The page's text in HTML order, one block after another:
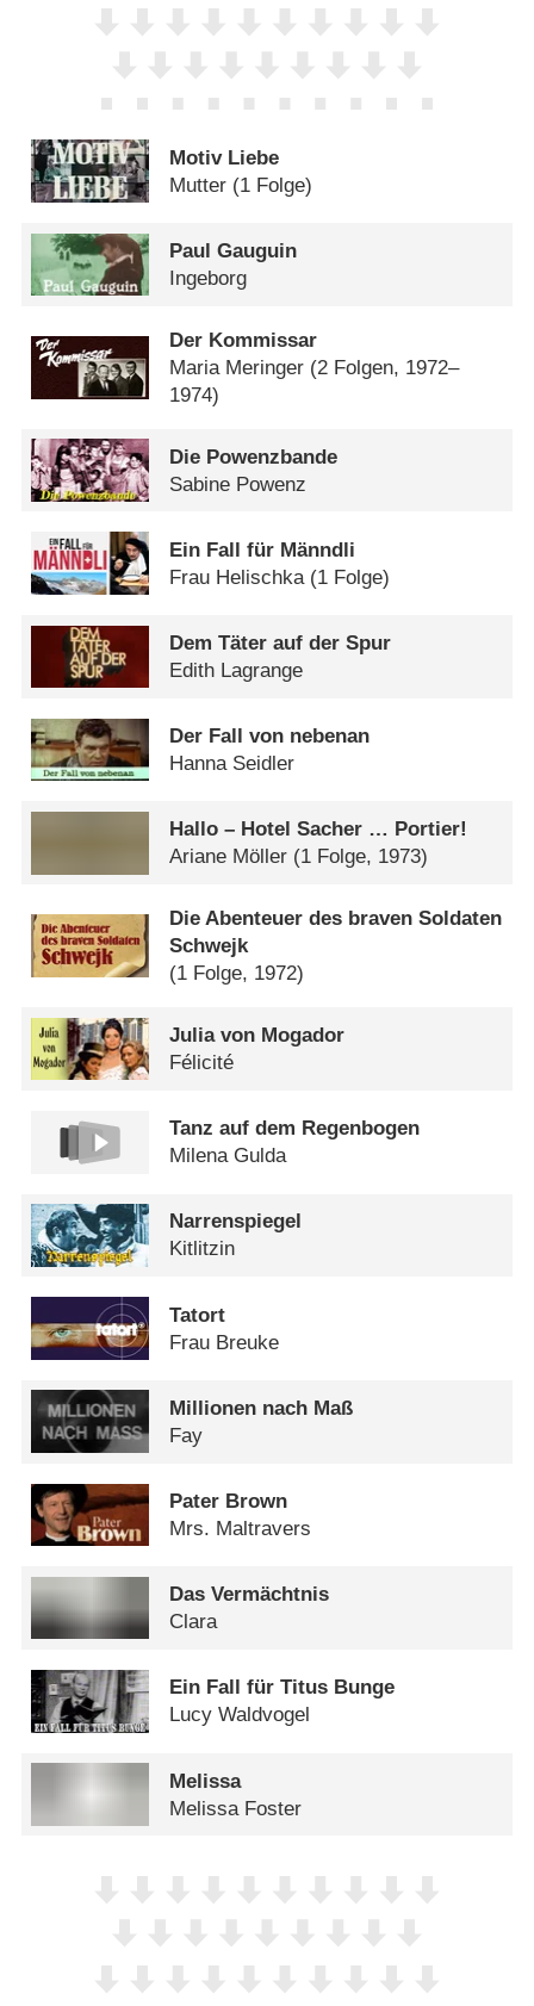
Motiv Liebe
Mutter (1 Folge)
Paul Gauguin
Ingeborg
Der Kommissar
Maria Meringer (2 Folgen, 1972–
1974)
Die Powenzbande
Sabine Powenz
Ein Fall für Männdli
Frau Helischka (1 Folge)
Dem Täter auf der Spur
Edith Lagrange
Der Fall von nebenan
Hanna Seidler
Hallo – Hotel Sacher … Portier!
Ariane Möller (1 Folge, 1973)
Die Abenteuer des braven Soldaten
Schwejk
(1 Folge, 1972)
Julia von Mogador
Félicité
Tanz auf dem Regenbogen
Milena Gulda
Narrenspiegel
Kitlitzin
Tatort
Frau Breuke
Millionen nach Maß
Fay
Pater Brown
Mrs. Maltravers
Das Vermächtnis
Clara
Ein Fall für Titus Bunge
Lucy Waldvogel
Melissa
Melissa Foster